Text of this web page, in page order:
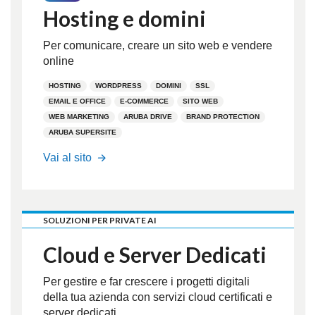
Hosting e domini
Per comunicare, creare un sito web e vendere
online
HOSTING WORDPRESS DOMINI
SSL
EMAIL E OFFICE
E-COMMERCE
SITO WEB
WEB MARKETING
ARUBA DRIVE
BRAND PROTECTION
ARUBA SUPERSITE
Vai al sito Hosting.it
SOLUZIONI PER PRIVATE AI
Cloud e Server Dedicati
Per gestire e far crescere i progetti digitali
della tua azienda con servizi cloud certificati e
server dedicati.